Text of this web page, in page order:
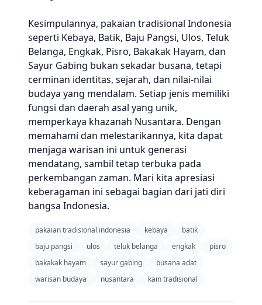
Kesimpulannya, pakaian tradisional Indonesia
seperti Kebaya, Batik, Baju Pangsi, Ulos, Teluk
Belanga, Engkak, Pisro, Bakakak Hayam, dan
Sayur Gabing bukan sekadar busana, tetapi
cerminan identitas, sejarah, dan nilai-nilai
budaya yang mendalam. Setiap jenis memiliki
fungsi dan daerah asal yang unik,
memperkaya khazanah Nusantara. Dengan
memahami dan melestarikannya, kita dapat
menjaga warisan ini untuk generasi
mendatang, sambil tetap terbuka pada
perkembangan zaman. Mari kita apresiasi
keberagaman ini sebagai bagian dari jati diri
bangsa Indonesia.
pakaian tradisional indonesia kebaya
batik
baju pangsi
ulos teluk belanga engkak
pisro
bakakak hayam
sayur gabing
busana adat
warisan budaya
nusantara kain tradisional